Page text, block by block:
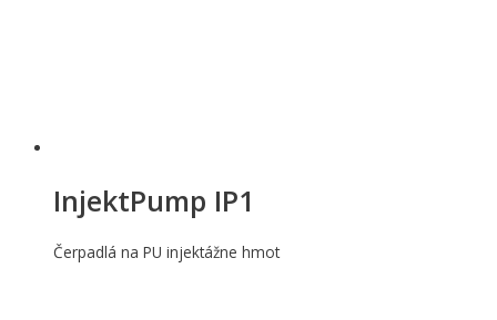
InjektPump IP1
Čerpadlá na PU injektážne hmot